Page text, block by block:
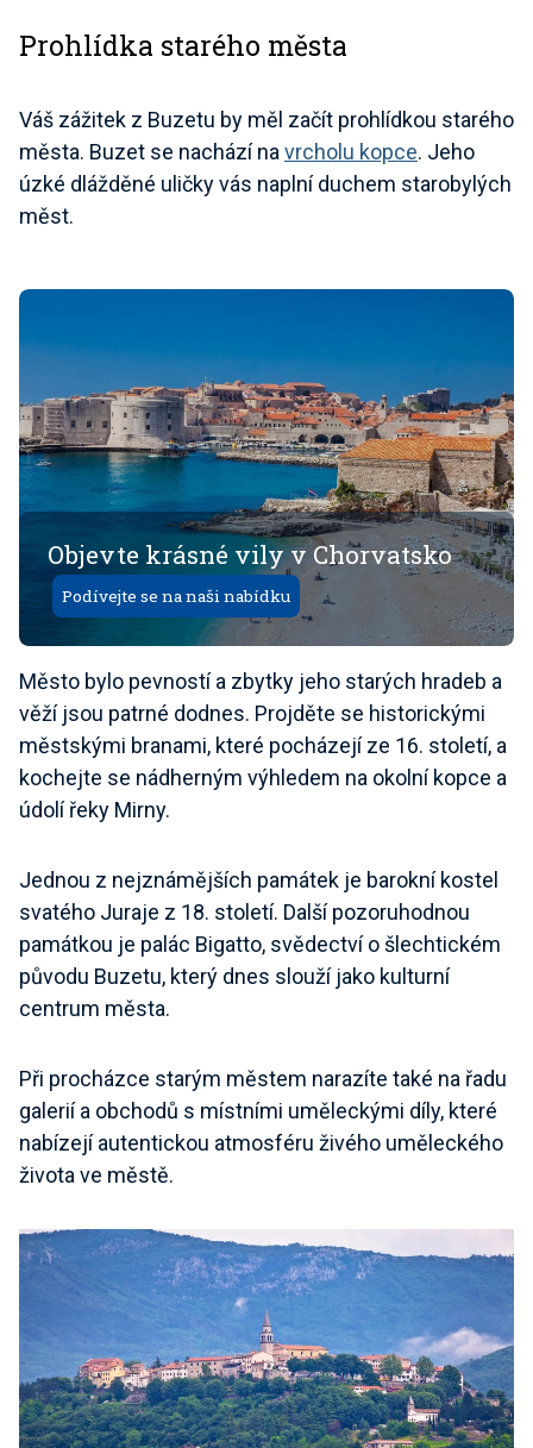
Prohlídka starého města
Váš zážitek z Buzetu by měl začít prohlídkou starého
města. Buzet se nachází na vrcholu kopce. Jeho
úzké dlážděné uličky vás naplní duchem starobylých
měst.
Objevte krásné vily v Chorvatsko
Podívejte se na naši nabídku
Město bylo pevností a zbytky jeho starých hradeb a
věží jsou patrné dodnes. Projděte se historickými
městskými branami, které pocházejí ze 16. století, a
kochejte se nádherným výhledem na okolní kopce a
údolí řeky Mirny.
Jednou z nejznámějších památek je barokní kostel
svatého Juraje z 18. století. Další pozoruhodnou
památkou je palác Bigatto, svědectví o šlechtickém
původu Buzetu, který dnes slouží jako kulturní
centrum města.
Při procházce starým městem narazíte také na řadu
galerií a obchodů s místními uměleckými díly, které
nabízejí autentickou atmosféru živého uměleckého
života ve městě.